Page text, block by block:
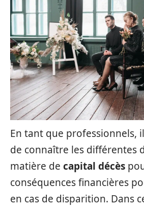
En tant que professionnels,
de connaître les différentes
matière de capital décès
conséquences financières
en cas de disparition. Dans